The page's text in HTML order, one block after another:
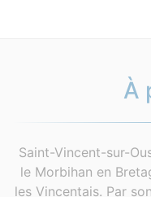
À
Saint-Vincent-sur-
le Morbihan en
les Vincentais. Par